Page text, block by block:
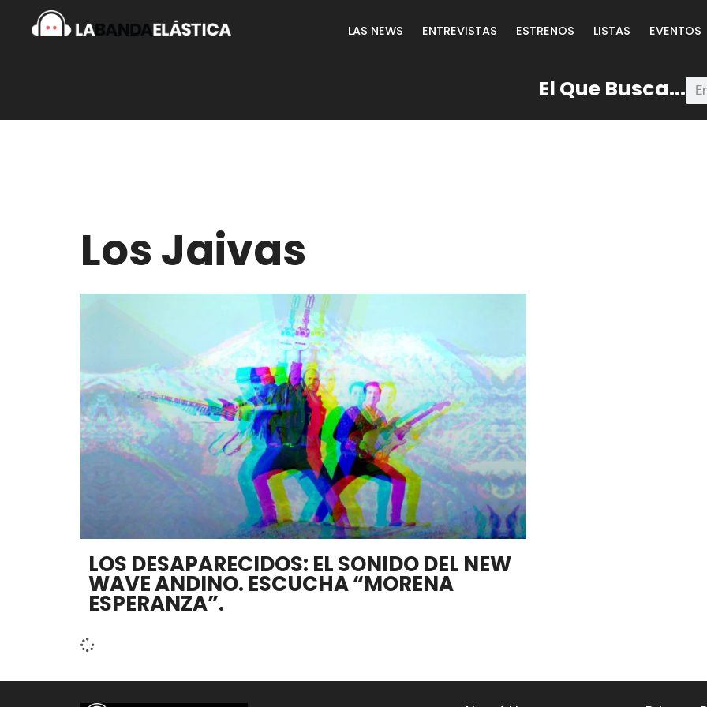
LAS NEWS ENTREVISTAS ESTRENOS LISTAS EVENTOS
El Que Busca...
Los Jaivas
LOS DESAPARECIDOS: EL SONIDO DEL NEW
WAVE ANDINO. ESCUCHA “MORENA
ESPERANZA”.